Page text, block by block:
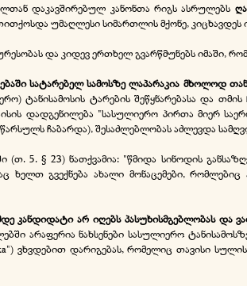
დაკავშირებულ კანონთა რიგს ასრულებს
უმაღლესი სიმართლის მქონე, კიცხავდეს
და კიდევ ერთხელ გვარწმუნებს იმაში,
სატარებელ სამოსზე ლაპარაკია მხოლოდ
ტანისამოსის ტარების შეწყნარებასა და
დადგენილება "სასულიერო პირთა მიერ
ჩაბარდა), შესაძლებლობას აძლევდა
(თ. 5. § 23) ნათქვამია: "წმიდა სინოდის
ხელთ გვექნება ახალი მონაცემები,
კანდიდატი არ იღებს პასუხისმგებლობას და
არაფერია ნახსენები სასულიერო
ვხვდებით დარიგებას, რომელიც თავისი